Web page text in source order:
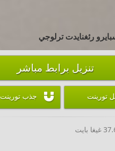
رئغنايدت ترلوجي
تنزيل برابط مباشر
تورينت  جذب تورينت